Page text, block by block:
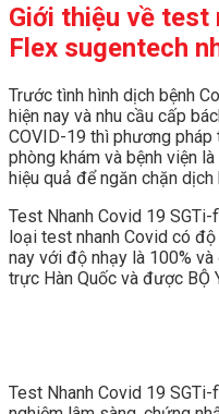
Giới thiệu về test
Flex sugentech
Trước tình hình dịch bệnh
hiện nay và nhu cầu cấp
COVID-19 thì phương
phòng khám và bệnh viện
hiệu quả để ngăn chặn dịch
Test Nhanh Covid 19
loại test nhanh Covid có
nay với độ nhạy là 100%
trực Hàn Quốc và được BỘ
Test Nhanh Covid 19